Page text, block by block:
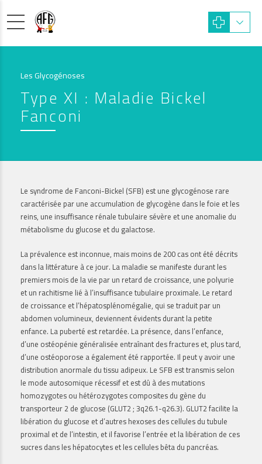
Les Glycogénoses
Type XI : Maladie Bickel
Fanconi
Le syndrome de Fanconi-Bickel (SFB) est une glycogénose rare
caractérisée par une accumulation de glycogène dans le foie et les
reins, une insuffisance rénale tubulaire sévère et une anomalie du
métabolisme du glucose et du galactose.
La prévalence est inconnue, mais moins de 200 cas ont été décrits
dans la littérature à ce jour. La maladie se manifeste durant les
premiers mois de la vie par un retard de croissance, une polyurie
et un rachitisme lié à l’insuffisance tubulaire proximale. Le retard
de croissance et l’hépatosplénomégalie, qui se traduit par un
abdomen volumineux, deviennent évidents durant la petite
enfance. La puberté est retardée. La présence, dans l’enfance,
d’une ostéopénie généralisée entraînant des fractures et, plus tard,
d’une ostéoporose a également été rapportée. Il peut y avoir une
distribution anormale du tissu adipeux. Le SFB est transmis selon
le mode autosomique récessif et est dû à des mutations
homozygotes ou hétérozygotes composites du gène du
transporteur 2 de glucose (GLUT2 ; 3q26.1-q26.3). GLUT2 facilite la
libération du glucose et d’autres hexoses des cellules du tubule
proximal et de l’intestin, et il favorise l’entrée et la libération de ces
sucres dans les hépatocytes et les cellules bêta du pancréas.